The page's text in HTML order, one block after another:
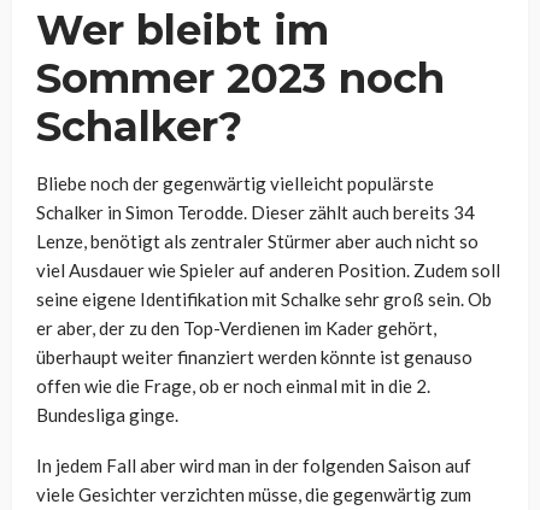
Wer bleibt im
Sommer 2023 noch
Schalker?
Bliebe noch der gegenwärtig vielleicht populärste
Schalker in Simon Terodde. Dieser zählt auch bereits 34
Lenze, benötigt als zentraler Stürmer aber auch nicht so
viel Ausdauer wie Spieler auf anderen Position. Zudem soll
seine eigene Identifikation mit Schalke sehr groß sein. Ob
er aber, der zu den Top-Verdienen im Kader gehört,
überhaupt weiter finanziert werden könnte ist genauso
offen wie die Frage, ob er noch einmal mit in die 2.
Bundesliga ginge.
In jedem Fall aber wird man in der folgenden Saison auf
viele Gesichter verzichten müsse, die gegenwärtig zum